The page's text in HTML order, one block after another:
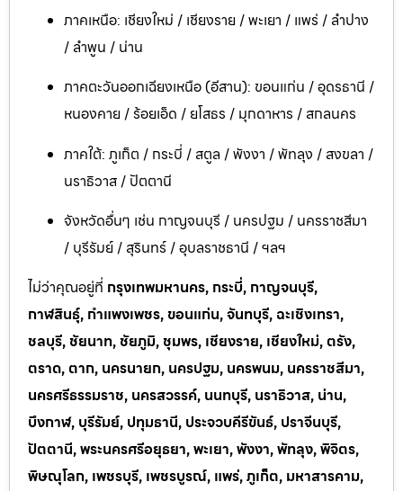
ภาคเหนือ: เชียงใหม่ / เชียงราย / พะเยา / แพร่ / ลำปาง
/ ลำพูน / น่าน
ภาคตะวันออกเฉียงเหนือ (อีสาน): ขอนแก่น / อุดรธานี /
หนองคาย / ร้อยเอ็ด / ยโสธร / มุกดาหาร / สกลนคร
ภาคใต้: ภูเก็ต / กระบี่ / สตูล / พังงา / พัทลุง / สงขลา /
นราธิวาส / ปัตตานี
จังหวัดอื่นๆ เช่น กาญจนบุรี / นครปฐม / นครราชสีมา
/ บุรีรัมย์ / สุรินทร์ / อุบลราชธานี / ฯลฯ
ไม่ว่าคุณอยู่ที่ กรุงเทพมหานคร, กระบี่, กาญจนบุรี,
กาฬสินธุ์, กำแพงเพชร, ขอนแก่น, จันทบุรี, ฉะเชิงเทรา,
ชลบุรี, ชัยนาท, ชัยภูมิ, ชุมพร, เชียงราย, เชียงใหม่, ตรัง,
ตราด, ตาก, นครนายก, นครปฐม, นครพนม, นครราชสีมา,
นครศรีธรรมราช, นครสวรรค์, นนทบุรี, นราธิวาส, น่าน,
บึงกาฬ, บุรีรัมย์, ปทุมธานี, ประจวบคีรีขันธ์, ปราจีนบุรี,
ปัตตานี, พระนครศรีอยุธยา, พะเยา, พังงา, พัทลุง, พิจิตร,
พิษณุโลก, เพชรบุรี, เพชรบูรณ์, แพร่, ภูเก็ต, มหาสารคาม,